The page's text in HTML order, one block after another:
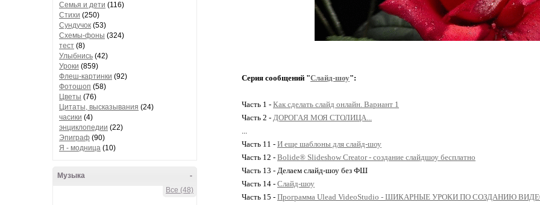
Семья и дети (116)
Стихи (250)
Сундучок (53)
Схемы-фоны (324)
тест (8)
Улыбнись (42)
Уроки (859)
Флеш-картинки (92)
Фотошоп (58)
Цветы (76)
Цитаты, высказывания (24)
часики (4)
энциклопедии (22)
Эпиграф (90)
Я - модница (10)
-
Музыка
Все (48)
Chocolateria
2. регулируем размер фото и скорость
Серия сообщений "Слайд-шоу":
Часть 1 - Как сделать слайд онлайн. Вариант 1
Часть 2 - ДОРОГАЯ МОЯ СТОЛИЦА...
...
Часть 11 - И еще шаблоны для слайд-шоу
Часть 12 - Bolide® Slideshow Creator - создание слайдшоу бесплатно
Часть 13 - Делаем слайд-шоу без ФШ
Часть 14 - Слайд-шоу
Часть 15 - Программа Ulead VideoStudio - ШИКАРНЫЕ УРОКИ ПО СОЗДАНИЮ